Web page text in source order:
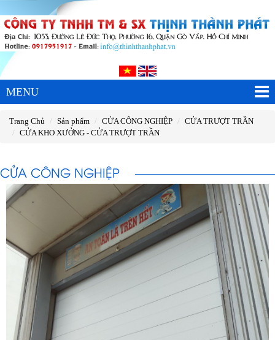
MENU
Trang Chủ Sản phẩm CỬA CÔNG NGHIỆP
CỬA TRƯỢT TRẦN
CỬA KHO XƯỞNG - CỬA TRƯỢT TRẦN
CỬA CÔNG NGHIỆP